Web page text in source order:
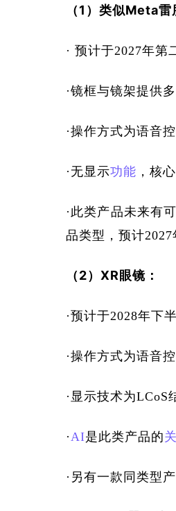
（1）类似Meta雷
· 预计于2027年第
·镜框与镜架提供
·操作方式为语音
·无显示功能 ，核心
·此类产品未来有
品类型，预计
（2）XR眼镜：
·预计于2028年下
·操作方式为语音
·显示技术为LCoS
· AI是此类产品的
·另有一款同类型